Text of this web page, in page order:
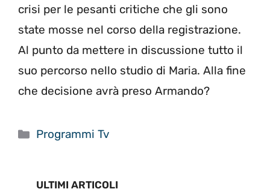
crisi per le pesanti critiche che gli sono
state mosse nel corso della registrazione.
Al punto da mettere in discussione tutto il
suo percorso nello studio di Maria. Alla fine
che decisione avrà preso Armando?
Categorie
Programmi Tv
ULTIMI ARTICOLI